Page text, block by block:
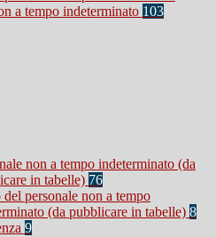
a tempo indeterminato 103
non a tempo indeterminato (da
in tabelle) 76
del personale non a tempo
(da pubblicare in tabelle) 8
9